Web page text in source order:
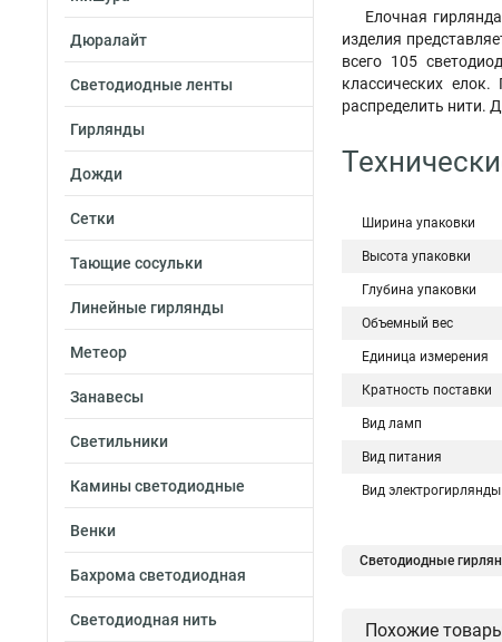
Дюралайт
Светодиодные ленты
Гирлянды
Дожди
Сетки
Тающие сосульки
Линейные гирлянды
Метеор
Занавесы
Светильники
Камины светодиодные
Венки
Бахрома светодиодная
Светодиодная нить
Елочная
изделия
всего 105
классических
распределить нити.
Ширина упаковки
Высота упаковки
Глубина упаковки
Объемный вес
Единица измерения
Кратность поставки
Вид ламп
Вид питания
Вид электрогирлянды
Светодиодные
Похожие